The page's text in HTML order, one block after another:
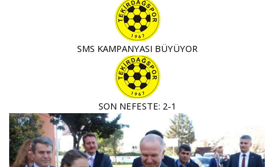
SMS KAMPANYASI BÜYÜYOR
SON NEFESTE: 2-1